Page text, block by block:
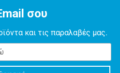
σου
και τις παραλαβές μας.